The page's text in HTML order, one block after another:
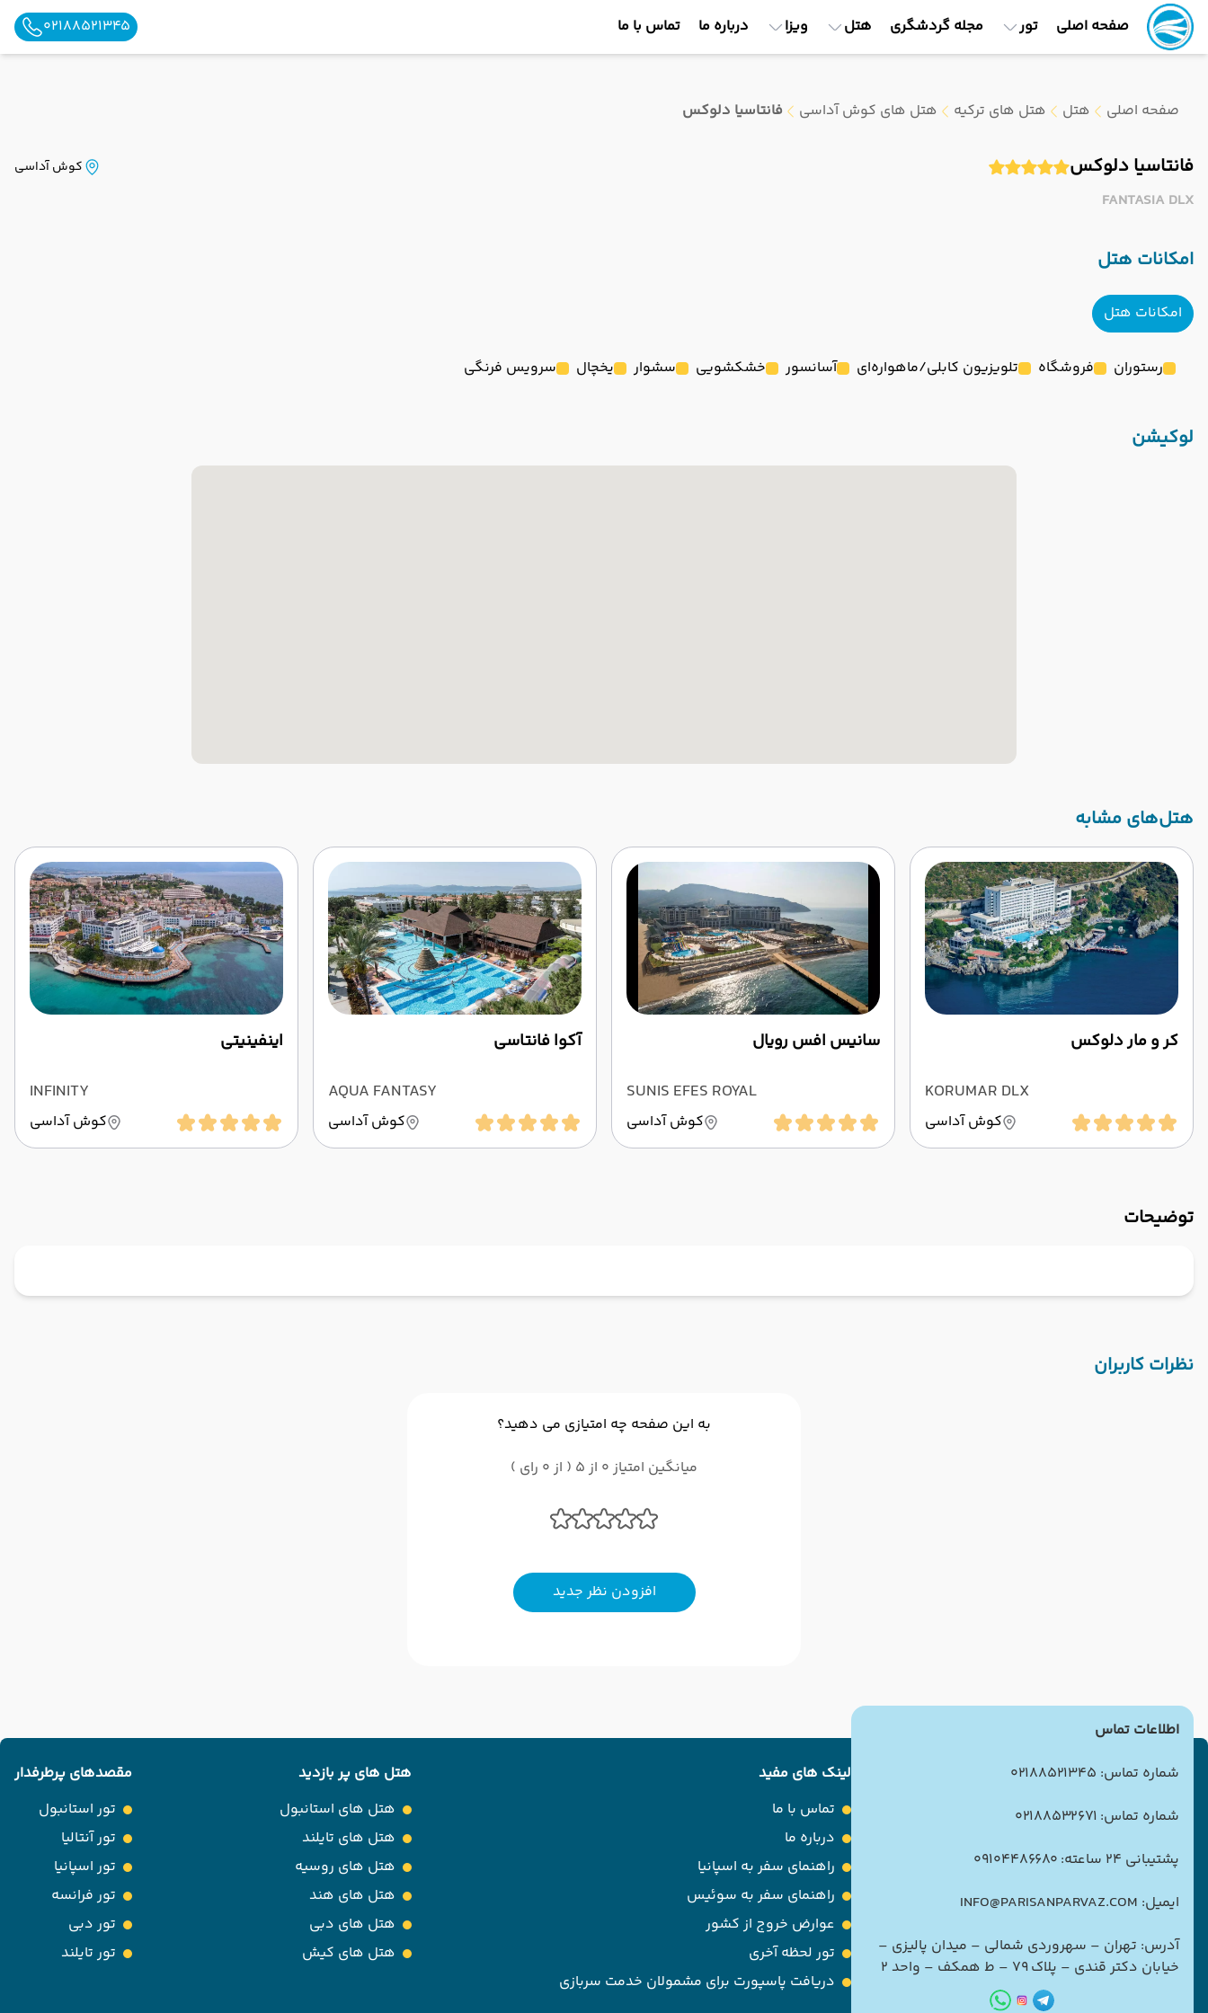
صفحه اصلی تور مجله گردشگری هتل ویزا درباره ما تماس با ما 02188521345
صفحه اصلی هتل هتل های ترکیه هتل های کوش آداسی فانتاسیا دلوکس
فانتاسیا دلوکس
FANTASIA DLX
کوش آداسی
امکانات هتل
امکانات هتل
رستوران فروشگاه تلویزیون کابلی/ماهواره‌ای آسانسور خشکشویی سشوار یخچال سرویس فرنگی
لوکیشن
‌هتل‌های مشابه
کر و مار دلوکس
KORUMAR DLX
کوش آداسی
سانیس افس رویال
SUNIS EFES ROYAL
کوش آداسی
آکوا فانتاسی
AQUA FANTASY
کوش آداسی
اینفینیتی
INFINITY
کوش آداسی
توضیحات
نظرات کاربران
به این صفحه چه امتیازی می دهید؟
میانگین امتیاز 0 از 5 ( از 0 رای )
افزودن نظر جدید
اطلاعات تماس
شماره تماس: 02188521345
شماره تماس: 02188532671
پشتیبانی 24 ساعته: 09104486680
ایمیل: INFO@PARISANPARVAZ.COM
آدرس: تهران – سهروردی شمالی – میدان پالیزی –
خیابان دکتر قندی – پلاک ۷۹ – ط همکف – واحد ۲
لینک های مفید
تماس با ما
درباره ما
راهنمای سفر به اسپانیا
راهنمای سفر به سوئیس
عوارض خروج از کشور
تور لحظه آخری
دریافت پاسپورت برای مشمولان خدمت سربازی
هتل های پر بازدید
هتل های استانبول
هتل های تایلند
هتل های روسیه
هتل های هند
هتل های دبی
هتل های کیش
مقصدهای پرطرفدار
تور استانبول
تور آنتالیا
تور اسپانیا
تور فرانسه
تور دبی
تور تایلند